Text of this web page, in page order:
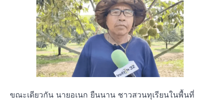
ขณะเดียวกัน นายอเนก ยืนนาน ชาวสวนทุเรียนในพื้นที่